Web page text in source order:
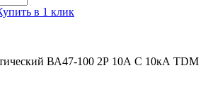
в 1 клик
ВА47-100 2Р 10А C 10кА TDM